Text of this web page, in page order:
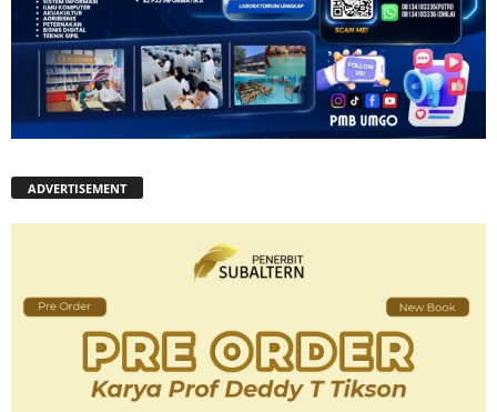
ADVERTISEMENT